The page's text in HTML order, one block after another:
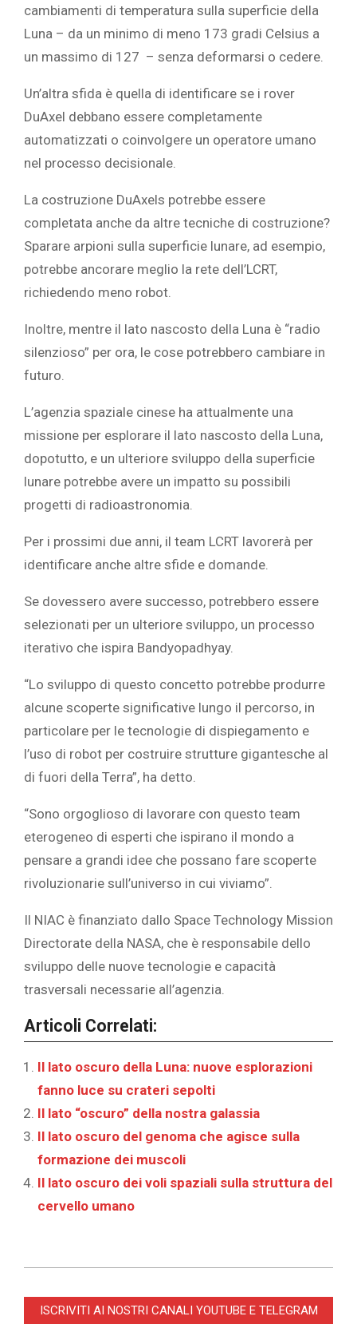
cambiamenti di temperatura sulla superficie della
Luna – da un minimo di meno 173 gradi Celsius a
un massimo di 127 – senza deformarsi o cedere.
Un’altra sfida è quella di identificare se i rover
DuAxel debbano essere completamente
automatizzati o coinvolgere un operatore umano
nel processo decisionale.
La costruzione DuAxels potrebbe essere
completata anche da altre tecniche di costruzione?
Sparare arpioni sulla superficie lunare, ad esempio,
potrebbe ancorare meglio la rete dell’LCRT,
richiedendo meno robot.
Inoltre, mentre il lato nascosto della Luna è “radio
silenzioso” per ora, le cose potrebbero cambiare in
futuro.
L’agenzia spaziale cinese ha attualmente una
missione per esplorare il lato nascosto della Luna,
dopotutto, e un ulteriore sviluppo della superficie
lunare potrebbe avere un impatto su possibili
progetti di radioastronomia.
Per i prossimi due anni, il team LCRT lavorerà per
identificare anche altre sfide e domande.
Se dovessero avere successo, potrebbero essere
selezionati per un ulteriore sviluppo, un processo
iterativo che ispira Bandyopadhyay.
“Lo sviluppo di questo concetto potrebbe produrre
alcune scoperte significative lungo il percorso, in
particolare per le tecnologie di dispiegamento e
l’uso di robot per costruire strutture gigantesche al
di fuori della Terra”, ha detto.
“Sono orgoglioso di lavorare con questo team
eterogeneo di esperti che ispirano il mondo a
pensare a grandi idee che possano fare scoperte
rivoluzionarie sull’universo in cui viviamo”.
Il NIAC è finanziato dallo Space Technology Mission
Directorate della NASA, che è responsabile dello
sviluppo delle nuove tecnologie e capacità
trasversali necessarie all’agenzia.
Articoli Correlati:
Il lato oscuro della Luna: nuove esplorazioni
fanno luce su crateri sepolti
Il lato “oscuro” della nostra galassia
Il lato oscuro del genoma che agisce sulla
formazione dei muscoli
Il lato oscuro dei voli spaziali sulla struttura del
cervello umano
06-
ISCRIVITI AI NOSTRI CANALI YOUTUBE E TELEGRAM